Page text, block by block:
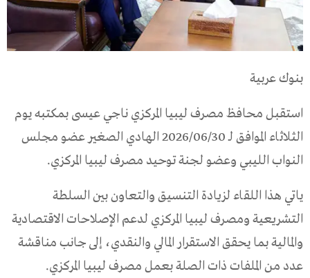
بنوك عربية
استقبل محافظ مصرف ليبيا المركزي ناجي عيسى بمكتبه يوم
الثلاثاء الموافق لـ 2026/06/30 الهادي الصغير عضو مجلس
النواب الليبي وعضو لجنة توحيد مصرف ليبيا المركزي.
ياتي هذا اللقاء لزيادة التنسيق والتعاون بين السلطة
التشريعية ومصرف ليبيا المركزي لدعم الإصلاحات الاقتصادية
والمالية بما يحقق الاستقرار المالي والنقدي، إلى جانب مناقشة
عدد من الملفات ذات الصلة بعمل مصرف ليبيا المركزي.